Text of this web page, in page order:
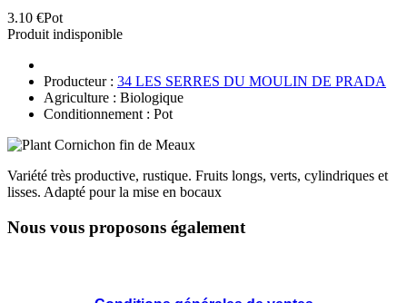
3.10 €Pot
Produit indisponible
Producteur : 34 LES SERRES DU MOULIN DE PRADA
Agriculture : Biologique
Conditionnement : Pot
Variété très productive, rustique. Fruits longs, verts, cylindriques et
lisses. Adapté pour la mise en bocaux
Nous vous proposons également